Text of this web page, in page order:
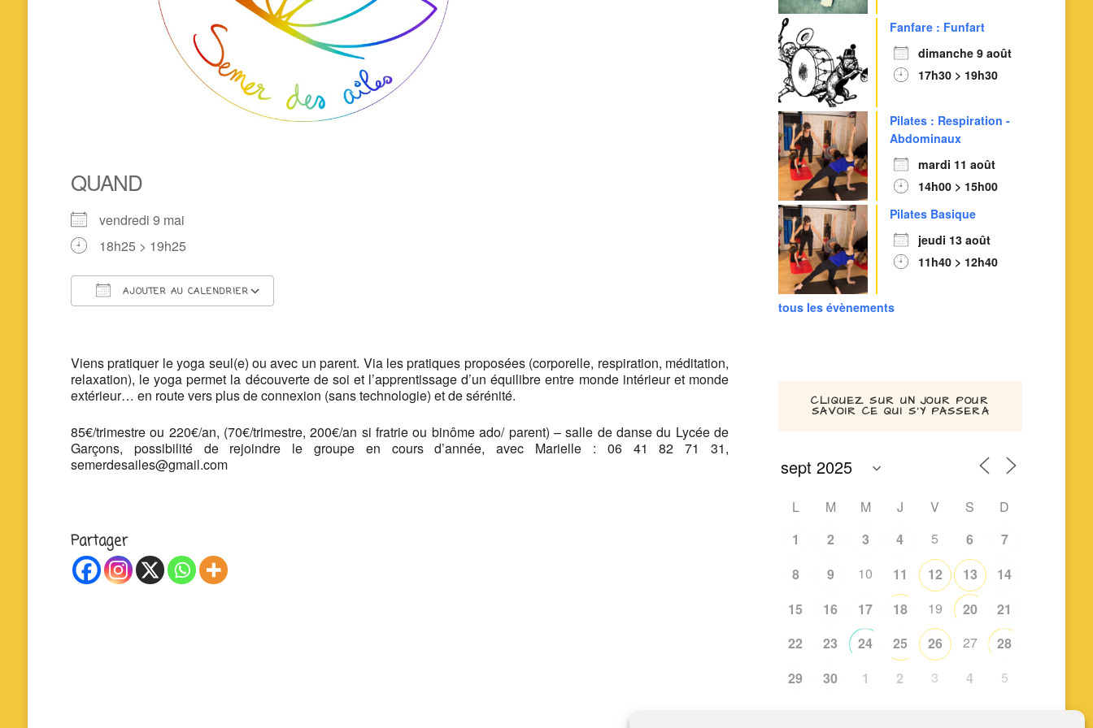
QUAND
vendredi 9 mai
18h25 > 19h25
AJOUTER AU CALENDRIER
Viens pratiquer le yoga seul(e) ou avec un parent. Via les pratiques proposées (corporelle, respiration, méditation,
relaxation), le yoga permet la découverte de soi et l’apprentissage d’un équilibre entre monde intérieur et monde
extérieur… en route vers plus de connexion (sans technologie) et de sérénité.
85€/trimestre ou 220€/an, (70€/trimestre, 200€/an si fratrie ou binôme ado/ parent) – salle de danse du Lycée de
Garçons, possibilité de rejoindre le groupe en cours d’année, avec Marielle : 06 41 82 71 31,
semerdesailes@gmail.com
Partager
Fanfare : Funfart
dimanche 9 août
17h30 > 19h30
Pilates : Respiration -
Abdominaux
mardi 11 août
14h00 > 15h00
Pilates Basique
jeudi 13 août
11h40 > 12h40
tous les évènements
CLIQUEZ SUR UN JOUR POUR
SAVOIR CE QUI S’Y PASSERA
L M M J V S
D
1
2 3 4 5 6
7
8
9 10 11 12 13
14
15
16 17 18 19 20
21
22
23 24 25 26 27
28
29
30 1 2 3 4 5